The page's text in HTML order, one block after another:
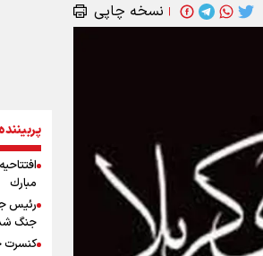
| نسخه چاپی
مبارك
رئیس
جنگ
کنسرت